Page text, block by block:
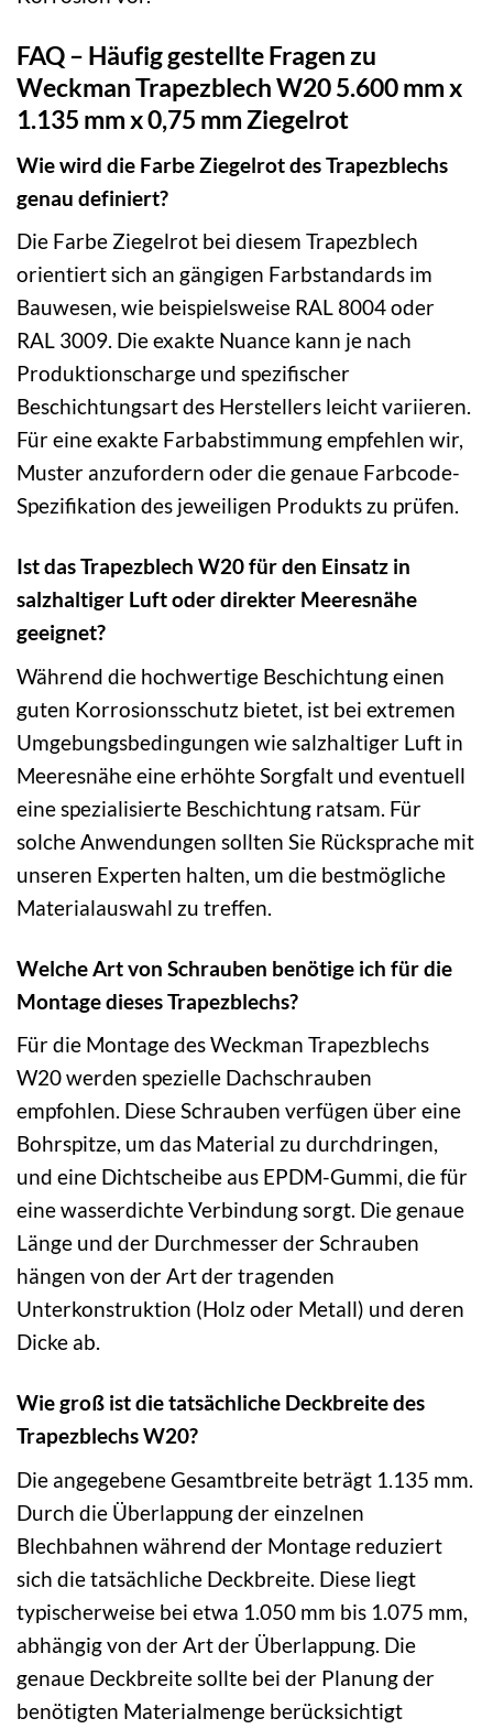
FAQ – Häufig gestellte Fragen zu
Weckman Trapezblech W20 5.600 mm x
1.135 mm x 0,75 mm Ziegelrot
Wie wird die Farbe Ziegelrot des Trapezblechs
genau definiert?
Die Farbe Ziegelrot bei diesem Trapezblech
orientiert sich an gängigen Farbstandards im
Bauwesen, wie beispielsweise RAL 8004 oder
RAL 3009. Die exakte Nuance kann je nach
Produktionscharge und spezifischer
Beschichtungsart des Herstellers leicht variieren.
Für eine exakte Farbabstimmung empfehlen wir,
Muster anzufordern oder die genaue Farbcode-
Spezifikation des jeweiligen Produkts zu prüfen.
Ist das Trapezblech W20 für den Einsatz in
salzhaltiger Luft oder direkter Meeresnähe
geeignet?
Während die hochwertige Beschichtung einen
guten Korrosionsschutz bietet, ist bei extremen
Umgebungsbedingungen wie salzhaltiger Luft in
Meeresnähe eine erhöhte Sorgfalt und eventuell
eine spezialisierte Beschichtung ratsam. Für
solche Anwendungen sollten Sie Rücksprache mit
unseren Experten halten, um die bestmögliche
Materialauswahl zu treffen.
Welche Art von Schrauben benötige ich für die
Montage dieses Trapezblechs?
Für die Montage des Weckman Trapezblechs
W20 werden spezielle Dachschrauben
empfohlen. Diese Schrauben verfügen über eine
Bohrspitze, um das Material zu durchdringen,
und eine Dichtscheibe aus EPDM-Gummi, die für
eine wasserdichte Verbindung sorgt. Die genaue
Länge und der Durchmesser der Schrauben
hängen von der Art der tragenden
Unterkonstruktion (Holz oder Metall) und deren
Dicke ab.
Wie groß ist die tatsächliche Deckbreite des
Trapezblechs W20?
Die angegebene Gesamtbreite beträgt 1.135 mm.
Durch die Überlappung der einzelnen
Blechbahnen während der Montage reduziert
sich die tatsächliche Deckbreite. Diese liegt
typischerweise bei etwa 1.050 mm bis 1.075 mm,
abhängig von der Art der Überlappung. Die
genaue Deckbreite sollte bei der Planung der
benötigten Materialmenge berücksichtigt